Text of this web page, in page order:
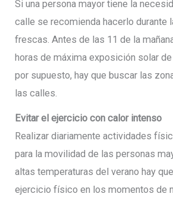
Si una persona mayor tiene la
calle se recomienda hacerlo durante
frescas. Antes de las 11 de la
horas de máxima exposición solar de
por supuesto, hay que buscar las
las calles.
Evitar el ejercicio con calor intenso
Realizar diariamente actividades
para la movilidad de las personas
altas temperaturas del verano hay
ejercicio físico en los momentos de